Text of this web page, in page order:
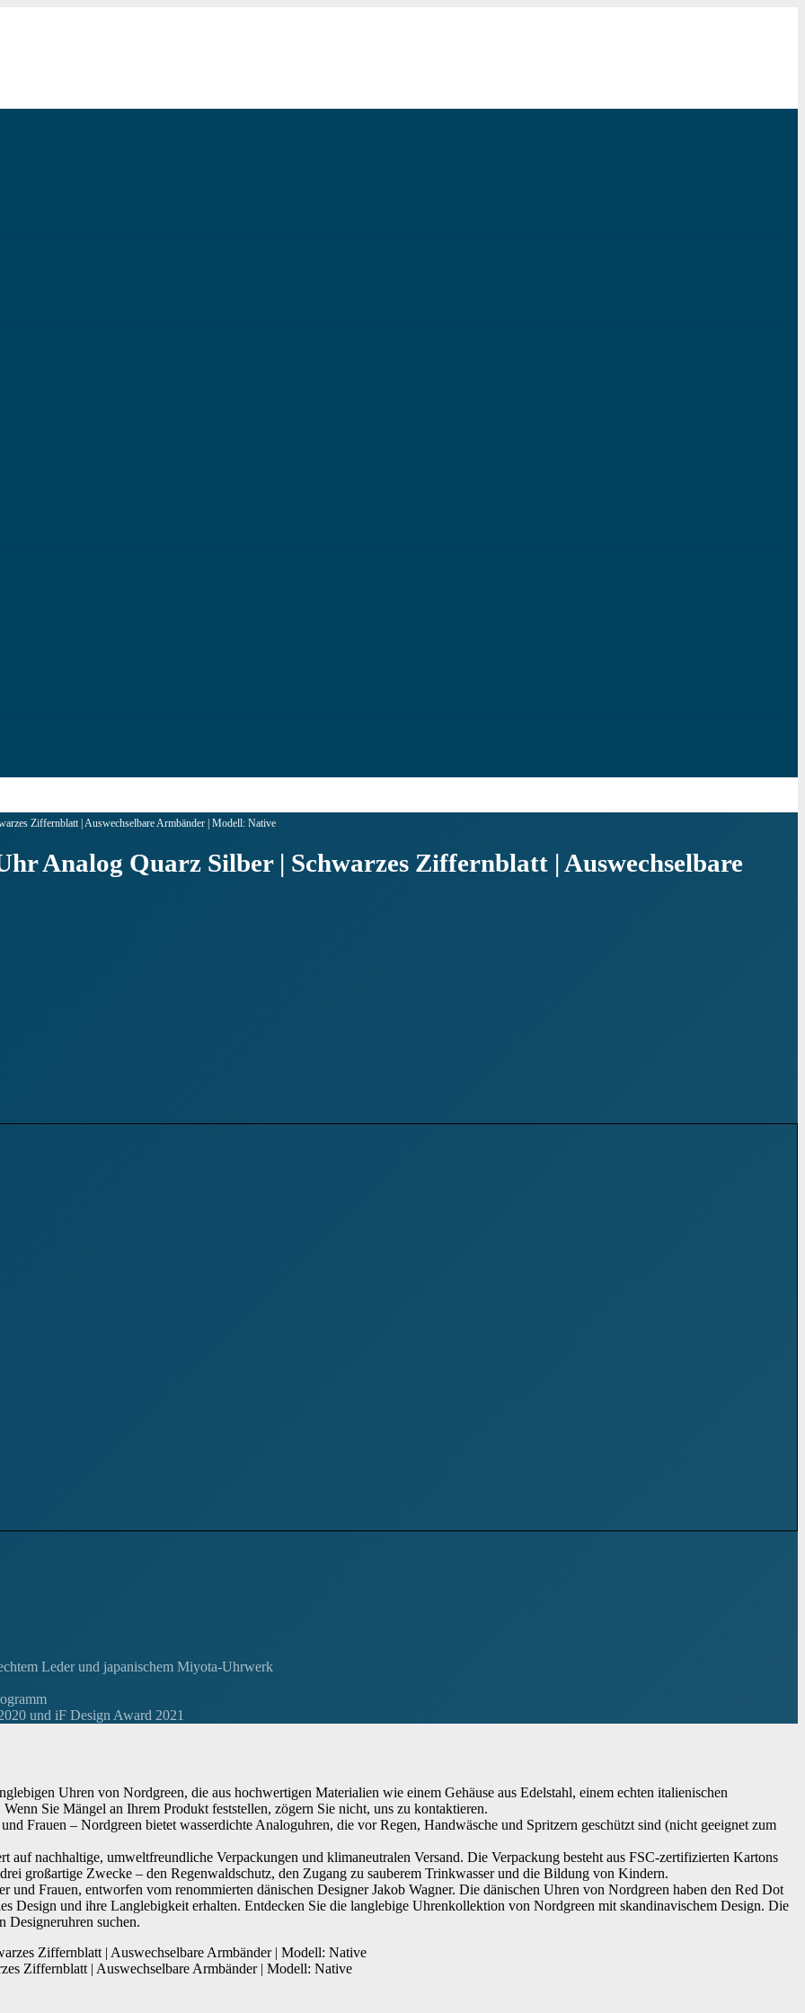
Ziffernblatt | Auswechselbare Armbänder | Modell: Native
Analog Quarz Silber | Schwarzes Ziffernblatt | Auswechselbare
Leder und japanischem Miyota-Uhrwerk
und iF Design Award 2021
Uhren von Nordgreen, die aus hochwertigen Materialien wie einem Gehäuse aus Edelstahl, einem echten italienischen
Sie Mängel an Ihrem Produkt feststellen, zögern Sie nicht, uns zu kontaktieren.
Frauen – Nordgreen bietet wasserdichte Analoguhren, die vor Regen, Handwäsche und Spritzern geschützt sind (nicht geeignet zum
nachhaltige, umweltfreundliche Verpackungen und klimaneutralen Versand. Die Verpackung besteht aus FSC-zertifizierten Kartons
großartige Zwecke – den Regenwaldschutz, den Zugang zu sauberem Trinkwasser und die Bildung von Kindern.
und Frauen, entworfen vom renommierten dänischen Designer Jakob Wagner. Die dänischen Uhren von Nordgreen haben den Red Dot
Design und ihre Langlebigkeit erhalten. Entdecken Sie die langlebige Uhrenkollektion von Nordgreen mit skandinavischem Design. Die
Designeruhren suchen.
Ziffernblatt | Auswechselbare Armbänder | Modell: Native